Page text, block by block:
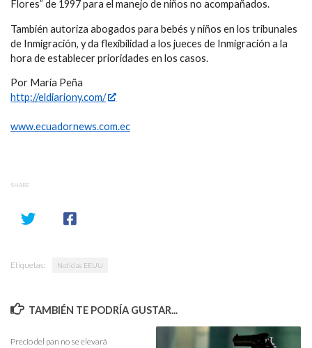
Flores” de 1997 para el manejo de niños no acompañados.
También autoriza abogados para bebés y niños en los tribunales
de Inmigración, y da flexibilidad a los jueces de Inmigración a la
hora de establecer prioridades en los casos.
Por María Peña
http://eldiariony.com/
www.ecuadornews.com.ec
SHARE
Etiquetas: Noticias EEUU
TAMBIÉN TE PODRÍA GUSTAR...
Precio del pan no se elevará